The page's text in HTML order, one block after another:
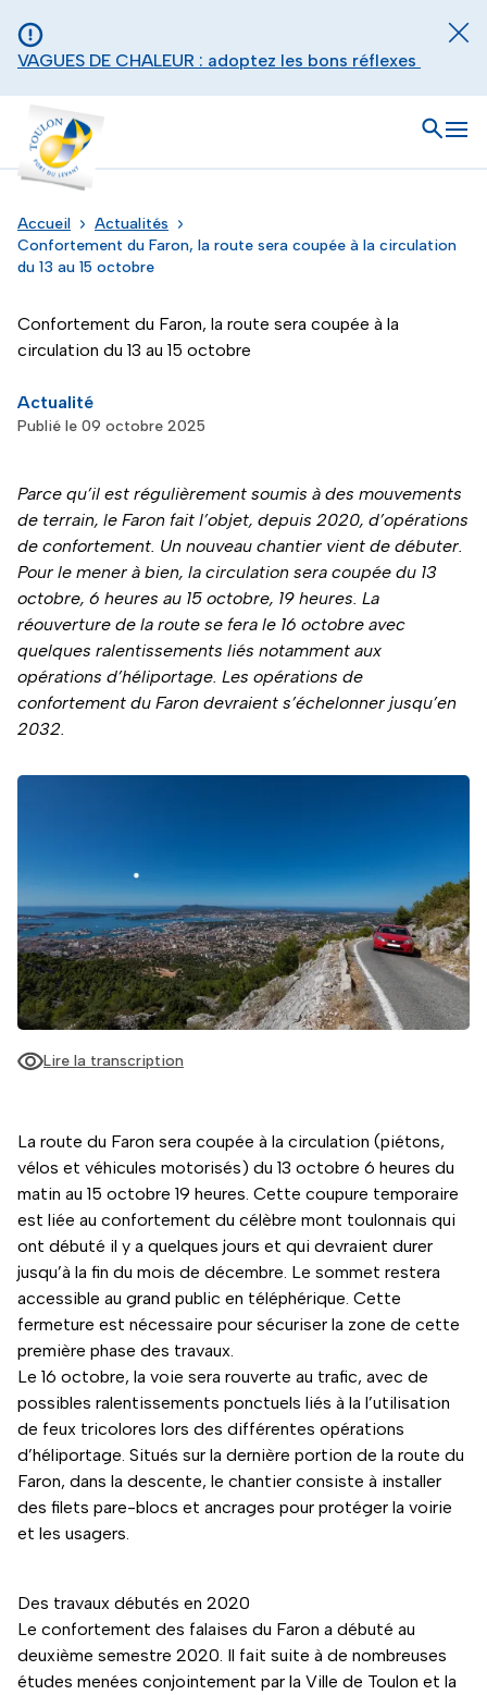
VAGUES DE CHALEUR : adoptez les bons réflexes
Toulon - Port du levant, retour à l'accueil
Ouvrir
Accueil
Actualités
Confortement du Faron, la route sera coupée à la circulation
du 13 au 15 octobre
Confortement du Faron, la route sera coupée à la
circulation du 13 au 15 octobre
Actualité
Publié le 09 octobre 2025
Parce qu’il est régulièrement soumis à des mouvements
de terrain, le Faron fait l’objet, depuis 2020, d’opérations
de confortement. Un nouveau chantier vient de débuter.
Pour le mener à bien, la circulation sera coupée du 13
octobre, 6 heures au 15 octobre, 19 heures. La
réouverture de la route se fera le 16 octobre avec
quelques ralentissements liés notamment aux
opérations d’héliportage. Les opérations de
confortement du Faron devraient s’échelonner jusqu’en
2032.
Lire la transcription
La route du Faron sera coupée à la circulation (piétons,
vélos et véhicules motorisés) du 13 octobre 6 heures du
matin au 15 octobre 19 heures. Cette coupure temporaire
est liée au confortement du célèbre mont toulonnais qui
ont débuté il y a quelques jours et qui devraient durer
jusqu’à la fin du mois de décembre. Le sommet restera
accessible au grand public en téléphérique. Cette
fermeture est nécessaire pour sécuriser la zone de cette
première phase des travaux.
Le 16 octobre, la voie sera rouverte au trafic, avec de
possibles ralentissements ponctuels liés à la l’utilisation
de feux tricolores lors des différentes opérations
d’héliportage. Situés sur la dernière portion de la route du
Faron, dans la descente, le chantier consiste à installer
des filets pare-blocs et ancrages pour protéger la voirie
et les usagers.
Des travaux débutés en 2020
Le confortement des falaises du Faron a débuté au
deuxième semestre 2020. Il fait suite à de nombreuses
études menées conjointement par la Ville de Toulon et la